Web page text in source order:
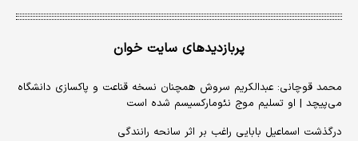
پربازدیدهای سایت خوان
محمد قوچانی: عبدالکریم سروش همچنان نسخه قناعت و پاکسازی دانشگاه
می‌پیچد | او تسلیم موج نئومارکسیسم شده است
درگذشت اسماعیل بابایی راغب بر اثر سانحه رانندگی